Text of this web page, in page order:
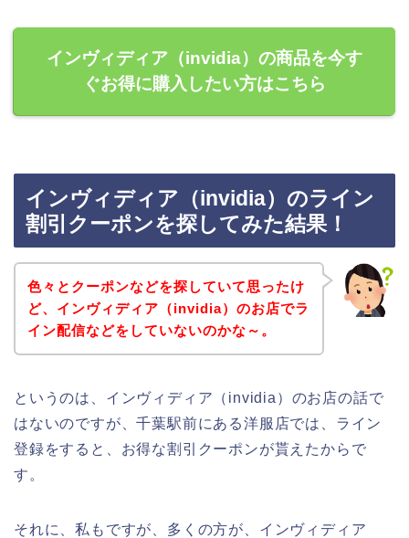
インヴィディア（invidia）の商品を今す
ぐお得に購入したい方はこちら
インヴィディア（invidia）のライン
割引クーポンを探してみた結果！
色々とクーポンなどを探していて思ったけ
ど、インヴィディア（invidia）のお店でラ
イン配信などをしていないのかな～。
というのは、インヴィディア（invidia）のお店の話で
はないのですが、千葉駅前にある洋服店では、ライン
登録をすると、お得な割引クーポンが貰えたからで
す。
それに、私もですが、多くの方が、インヴィディア